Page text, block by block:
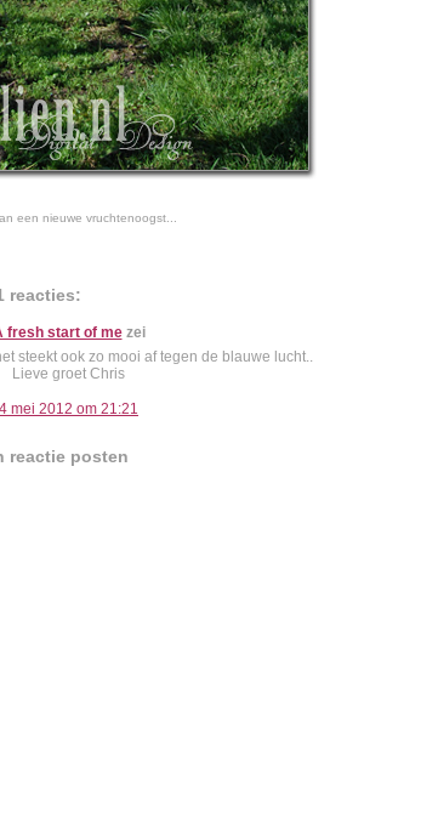
een nieuwe vruchtenoogst...
reacties:
fresh start of mezei
steekt ook zo mooi af tegen de blauwe lucht..
Lieve groet Chris
4 mei 2012 om 21:21
reactie posten